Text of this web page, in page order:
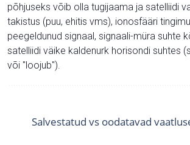
põhjuseks võib olla tugijaama ja satelliidi
takistus (puu, ehitis vms), ionosfääri
peegeldunud signaal, signaali-müra suhte
satelliidi väike kaldenurk horisondi suhtes
või "loojub").
Salvestatud vs oodatavad